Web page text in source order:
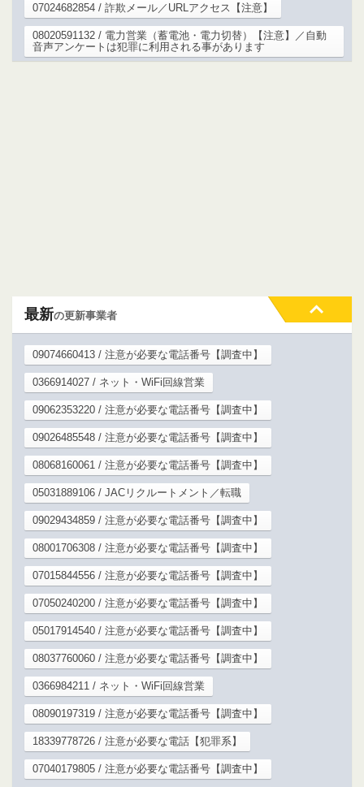
07024682854 / 詐欺メール／URLアクセス【注意】
08020591132 / 電力営業（蓄電池・電力切替）【注意】／自動
音声アンケートは犯罪に利用される事があります
最新の更新事業者
09074660413 / 注意が必要な電話番号【調査中】
0366914027 / ネット・WiFi回線営業
09062353220 / 注意が必要な電話番号【調査中】
09026485548 / 注意が必要な電話番号【調査中】
08068160061 / 注意が必要な電話番号【調査中】
05031889106 / JACリクルートメント／転職
09029434859 / 注意が必要な電話番号【調査中】
08001706308 / 注意が必要な電話番号【調査中】
07015844556 / 注意が必要な電話番号【調査中】
07050240200 / 注意が必要な電話番号【調査中】
05017914540 / 注意が必要な電話番号【調査中】
08037760060 / 注意が必要な電話番号【調査中】
0366984211 / ネット・WiFi回線営業
08090197319 / 注意が必要な電話番号【調査中】
18339778726 / 注意が必要な電話【犯罪系】
07040179805 / 注意が必要な電話番号【調査中】